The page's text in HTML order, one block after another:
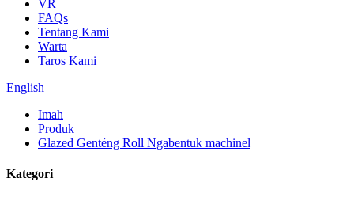
VR
FAQs
Tentang Kami
Warta
Taros Kami
English
Imah
Produk
Glazed Genténg Roll Ngabentuk machinel
Kategori